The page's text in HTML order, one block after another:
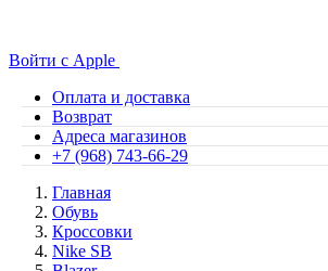
Войти с Apple
Оплата и доставка
Возврат
Адреса магазинов
+7 (968) 743-66-29
Главная
Обувь
Кроссовки
Nike SB